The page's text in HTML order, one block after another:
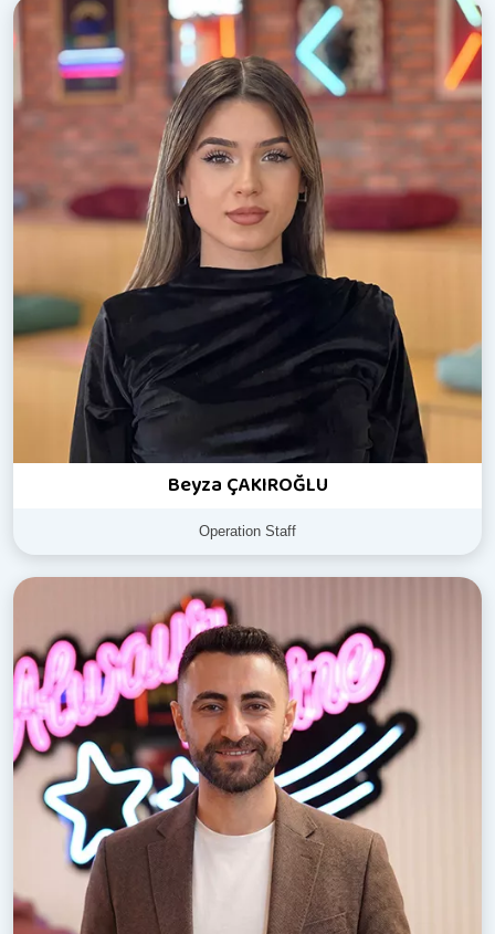
Beyza ÇAKIROĞLU
Operation Staff